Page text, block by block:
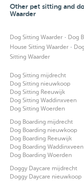
Other pet sitting and
Waarder
Dog Sitting Waarder · Dog
House Sitting Waarder ·
Sitting Waarder
Dog Sitting mijdrecht
Dog Sitting nieuwkoop
Dog Sitting Reeuwijk
Dog Sitting Waddinxveen
Dog Sitting Woerden
Dog Boarding mijdrecht
Dog Boarding nieuwkoop
Dog Boarding Reeuwijk
Dog Boarding Waddinxveen
Dog Boarding Woerden
Doggy Daycare mijdrecht
Doggy Daycare nieuwkoop